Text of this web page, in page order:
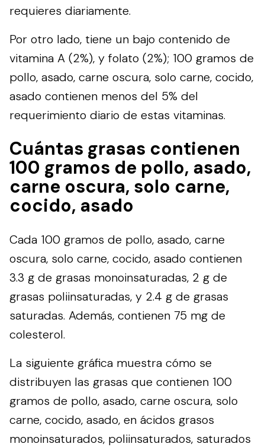
requieres diariamente.
Por otro lado, tiene un bajo contenido de
vitamina A (2%), y folato (2%); 100 gramos de
pollo, asado, carne oscura, solo carne, cocido,
asado contienen menos del 5% del
requerimiento diario de estas vitaminas.
Cuántas grasas contienen
100 gramos de pollo, asado,
carne oscura, solo carne,
cocido, asado
Cada 100 gramos de pollo, asado, carne
oscura, solo carne, cocido, asado contienen
3.3 g de grasas monoinsaturadas, 2 g de
grasas poliinsaturadas, y 2.4 g de grasas
saturadas. Además, contienen 75 mg de
colesterol.
La siguiente gráfica muestra cómo se
distribuyen las grasas que contienen 100
gramos de pollo, asado, carne oscura, solo
carne, cocido, asado, en ácidos grasos
monoinsaturados, poliinsaturados, saturados